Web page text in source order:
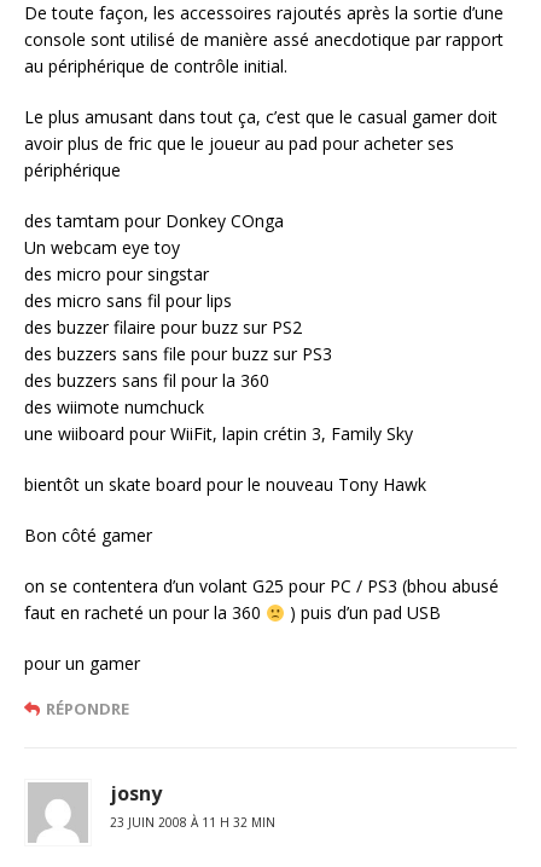
De toute façon, les accessoires rajoutés après la sortie d’une
console sont utilisé de manière assé anecdotique par rapport
au périphérique de contrôle initial.
Le plus amusant dans tout ça, c’est que le casual gamer doit
avoir plus de fric que le joueur au pad pour acheter ses
périphérique
des tamtam pour Donkey COnga
Un webcam eye toy
des micro pour singstar
des micro sans fil pour lips
des buzzer filaire pour buzz sur PS2
des buzzers sans file pour buzz sur PS3
des buzzers sans fil pour la 360
des wiimote numchuck
une wiiboard pour WiiFit, lapin crétin 3, Family Sky
bientôt un skate board pour le nouveau Tony Hawk
Bon côté gamer
on se contentera d’un volant G25 pour PC / PS3 (bhou abusé
faut en racheté un pour la 360
) puis d’un pad USB
pour un gamer
RÉPONDRE
josny
23 JUIN 2008 À 11 H 32 MIN